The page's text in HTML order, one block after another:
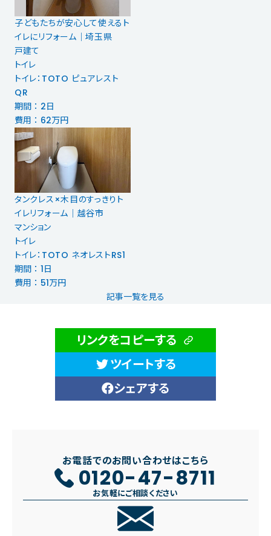
子どもたちが安心して使えるト
イレにリフォーム｜埼玉県
戸建て
トイレ
トイレ：TOTO ピュアレスト
QR
期間 ： 2日
費用 ： 62万円
タンクレス×木目のすっきりト
イレリフォーム｜越谷市
マンション
トイレ
トイレ：TOTO ネオレストRS1
期間 ： 1日
費用 ： 51万円
記事一覧を見る
リンクをコピーする
ツイートする
シェアする
お電話でのお問い合わせはこちら
0120-47-8711
お気軽にご相談ください